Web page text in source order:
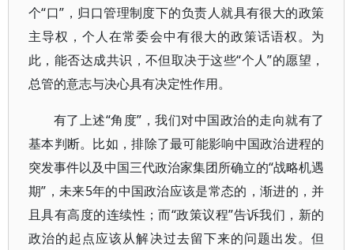
个“口”，归口管理制度下的负责人就具有很大的政策
主导权，个人在常委会中有很大的政策话语权。为
此，能否达成共识，不但取决于这些“个人”的愿望，
总管的意志与决心具有决定性作用。
有了上述“角度”，我们对中国政治的走向就有了
基本判断。比如，排除了最可能影响中国政治进程的
突发事件以及中国三代政治家集团所确立的“战略机遇
期”，未来5年的中国政治应该是常态的，渐进的，并
且具有高度的连续性；而“政策议程”告诉我们，新的
政治的起点应该从解决过去留下来的问题出发。但